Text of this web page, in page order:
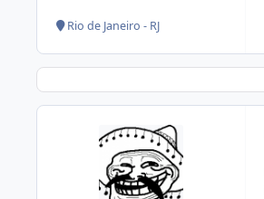
Rio de Janeiro - RJ